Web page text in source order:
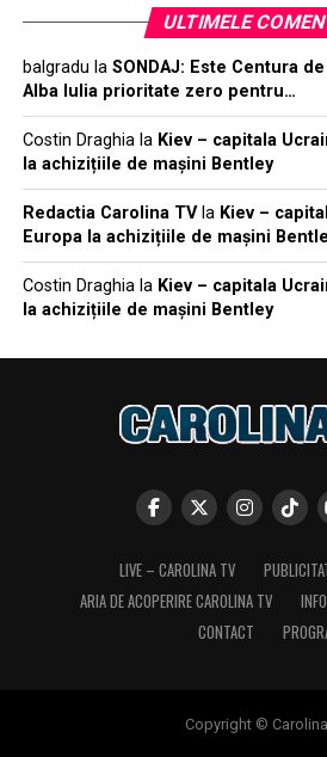
ULTIMELE
balgradu la SONDAJ: Este Centura
Alba Iulia prioritate zero pentru…
Costin Draghiala Kiev – capitala
la achizițiile de mașini Bentley
Redactia Carolina TVla Kiev –
Europa la achizițiile de mașini
Costin Draghiala Kiev – capitala
la achizițiile de mașini Bentley
LIVE – CAROLINA TV
ARIA DE ACOPERIRE CAROLINA TV
INFO
CONTACT
Copyright ©